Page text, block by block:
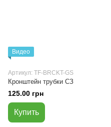
Видео
Артикул: TF-BRCKT-GS
Кронштейн трубки СЗ
125.00 грн
Купить